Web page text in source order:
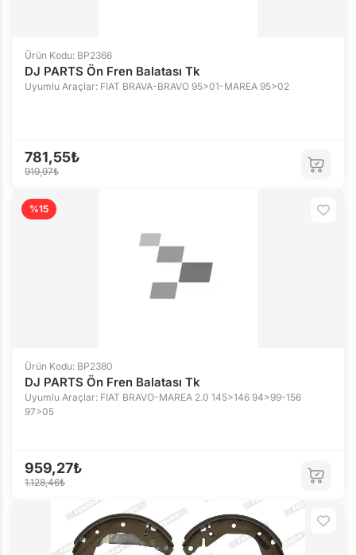
Ürün Kodu: BP2366
DJ PARTS Ön Fren Balatası Tk
Uyumlu Araçlar: FIAT BRAVA-BRAVO 95>01-MAREA 95>02
781,55₺
919,97₺
%15
Ürün Kodu: BP2380
DJ PARTS Ön Fren Balatası Tk
Uyumlu Araçlar: FIAT BRAVO-MAREA 2.0 145>146 94>99-156
97>05
959,27₺
1.128,46₺